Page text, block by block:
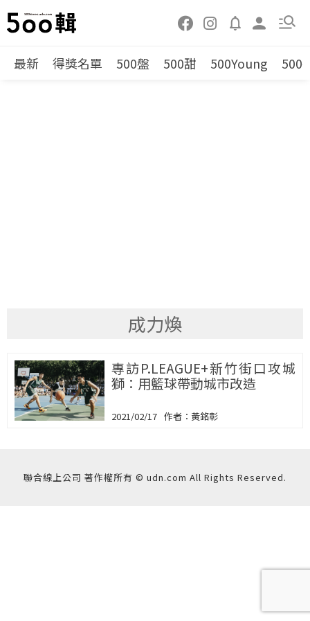
最新 得獎名單 500盤 500甜 500Young 500
成力煥
專訪P.LEAGUE+新竹街口攻城
獅：用籃球帶動城市改造
2021/02/17 黃銘彰
聯合線上公司 著作權所有 © udn.com All Rights Reserved.